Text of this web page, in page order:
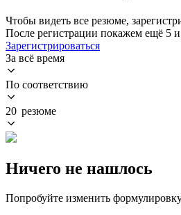
Чтобы видеть все резюме,
После регистрации покажем ещё 5
Зарегистрироваться
За всё время
По соответствию
20 резюме
Ничего не нашлось
Попробуйте изменить